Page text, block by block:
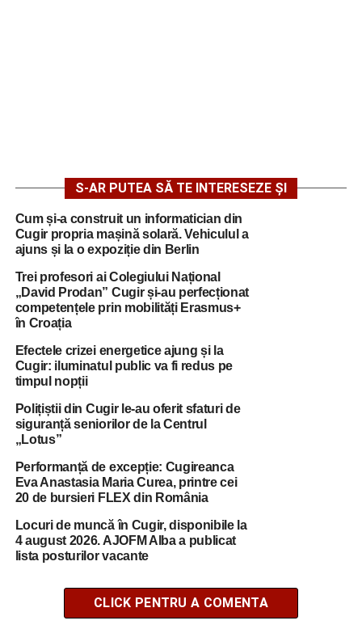
S-AR PUTEA SĂ TE INTERESEZE ȘI
Cum și-a construit un informatician din
Cugir propria mașină solară. Vehiculul a
ajuns și la o expoziție din Berlin
Trei profesori ai Colegiului Național
„David Prodan” Cugir și-au perfecționat
competențele prin mobilități Erasmus+
în Croația
Efectele crizei energetice ajung și la
Cugir: iluminatul public va fi redus pe
timpul nopții
Polițiștii din Cugir le-au oferit sfaturi de
siguranță seniorilor de la Centrul
„Lotus”
Performanță de excepție: Cugireanca
Eva Anastasia Maria Curea, printre cei
20 de bursieri FLEX din România
Locuri de muncă în Cugir, disponibile la
4 august 2026. AJOFM Alba a publicat
lista posturilor vacante
CLICK PENTRU A COMENTA